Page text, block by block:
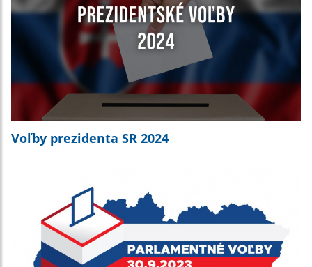
Voľby prezidenta SR 2024